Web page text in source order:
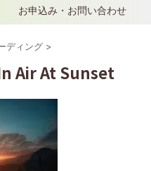
お申込み・お問い合わせ
ディング >
Air At Sunset